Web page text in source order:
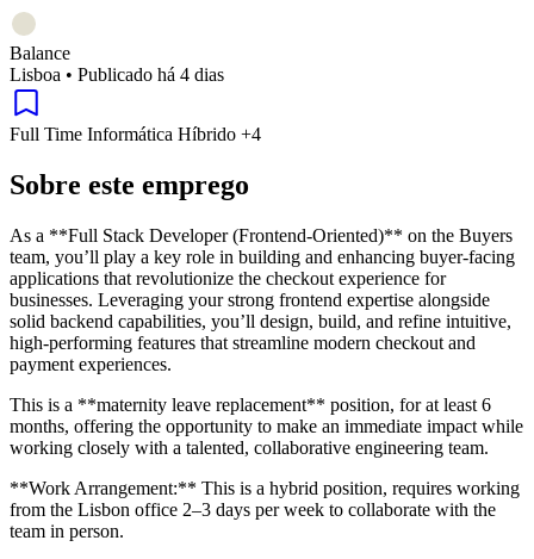
Balance
Lisboa • Publicado há 4 dias
Full Time Informática Híbrido +4
Sobre este emprego
As a **Full Stack Developer (Frontend-Oriented)** on the Buyers
team, you’ll play a key role in building and enhancing buyer-facing
applications that revolutionize the checkout experience for
businesses. Leveraging your strong frontend expertise alongside
solid backend capabilities, you’ll design, build, and refine intuitive,
high-performing features that streamline modern checkout and
payment experiences.
This is a **maternity leave replacement** position, for at least 6
months, offering the opportunity to make an immediate impact while
working closely with a talented, collaborative engineering team.
**Work Arrangement:** This is a hybrid position, requires working
from the Lisbon office 2–3 days per week to collaborate with the
team in person.